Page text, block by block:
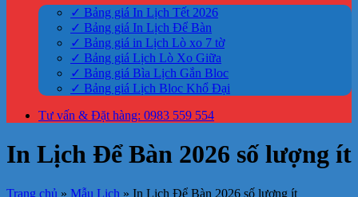
✓ Bảng giá In Lịch Tết 2026
✓ Bảng giá In Lịch Để Bàn
✓ Bảng giá in Lịch Lò xo 7 tờ
✓ Bảng giá Lịch Lò Xo Giữa
✓ Bảng giá Bìa Lịch Gắn Bloc
✓ Bảng giá Lịch Bloc Khổ Đại
Tư vấn & Đặt hàng: 0983 559 554
In Lịch Để Bàn 2026 số lượng ít
Trang chủ » Mẫu Lịch » In Lịch Để Bàn 2026 số lượng ít